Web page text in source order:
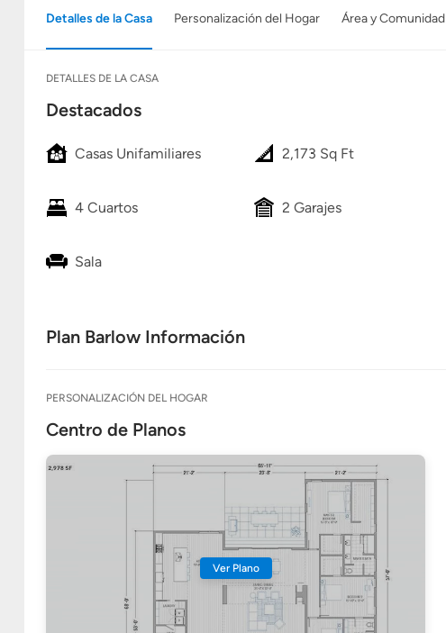
Detalles de la Casa Personalización del Hogar Área y Comunidad
DETALLES DE LA CASA
Destacados
Casas Unifamiliares 2,173 Sq Ft
4 Cuartos 2 Garajes
Sala
Plan Barlow Información
PERSONALIZACIÓN DEL HOGAR
Centro de Planos
Ver Plano